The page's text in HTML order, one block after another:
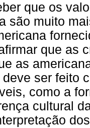
que os
são muito
que as
as
ser feito
como a
cultural